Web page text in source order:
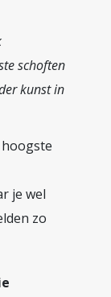
schoften
kunst in
je wel
zo